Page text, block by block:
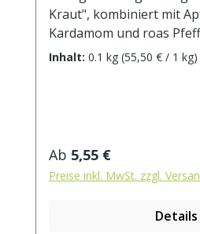
Kraut", kombiniert mit
Kardamom und roas
perfekte Kombination -
Zimtrinde,
Aroma. Zubereitung: ca.
kochendem Wasser
Inhalt: 0.1 kg (55,50 € / 1 kg)
Regulärer Preis:
Ab 5,55 €
Preise inkl. MwSt. zzgl.
Details